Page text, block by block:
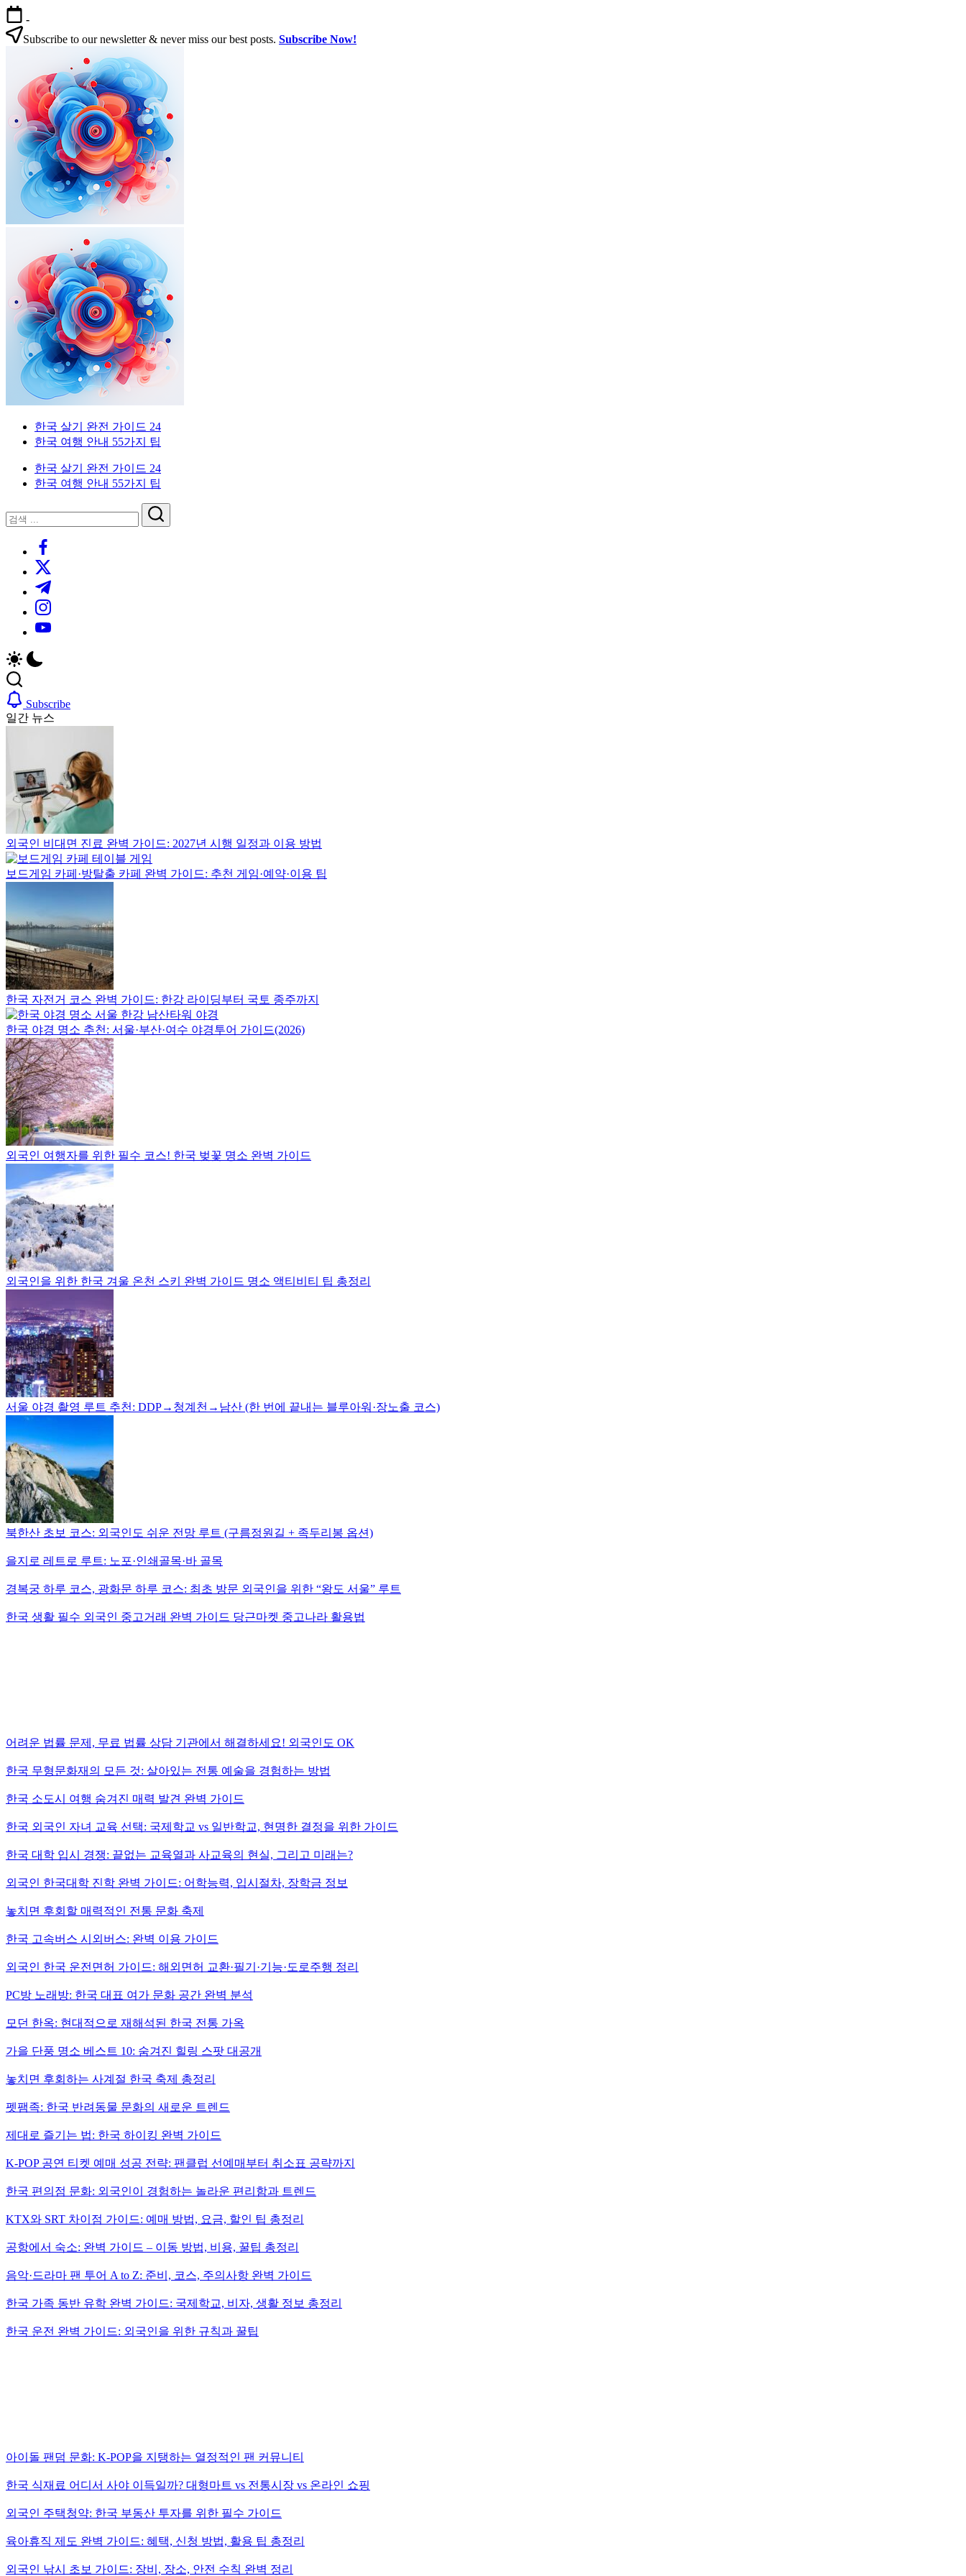
본
문
으
기
-
Subscribe to our newsletter & never miss our best posts. Subscribe Now!
국
살
기
외
국
을
위
한
한
국
생
활
실
가
이
드
한
한
계
업,
날
씨,
여
행
지
한
국
착
에
필
요
핵
심
정
보
를
한
곳
에
정
리
합
니
다.
한
살
기
외
국
인
을
위
한
한
국
생
활
실
전
가
이
드
국
자,
은
행
계
좌,
기,
교
통,
업,
날
씨,
여
정
보
까
지
한
국
정
착
에
필
요
한
핵
심
정
보
를
에
정
리
합
니
다.
한국 살기 완전 가이드 24
한국 여행 안내 55가지 팁
한국 살기 완전 가이드 24
한국 여행 안내 55가지 팁
닫
기
검
검
https://www.facebook.com/
https://twitter.com/
https://t.me/
https://www.instagram.com/
https://youtube.com/
Subscribe
일간 뉴스
외국인 비대면 진료 완벽 가이드: 2027년 시행 일정과 이용 방법
보드게임 카페·방탈출 카페 완벽 가이드: 추천 게임·예약·이용 팁
한국 자전거 코스 완벽 가이드: 한강 라이딩부터 국토 종주까지
한국 야경 명소 추천: 서울·부산·여수 야경투어 가이드(2026)
외국인 여행자를 위한 필수 코스! 한국 벚꽃 명소 완벽 가이드
외국인을 위한 한국 겨울 온천 스키 완벽 가이드 명소 액티비티 팁 총정리
서울 야경 촬영 루트 추천: DDP→청계천→남산 (한 번에 끝내는 블루아워·장노출 코스)
북한산 초보 코스: 외국인도 쉬운 전망 루트 (구름정원길 + 족두리봉 옵션)
을지로 레트로 루트: 노포·인쇄골목·바 골목
경복궁 하루 코스, 광화문 하루 코스: 최초 방문 외국인을 위한 “왕도 서울” 루트
한국 생활 필수 외국인 중고거래 완벽 가이드 당근마켓 중고나라 활용법
어려운 법률 문제, 무료 법률 상담 기관에서 해결하세요! 외국인도 OK
한국 무형문화재의 모든 것: 살아있는 전통 예술을 경험하는 방법
한국 소도시 여행 숨겨진 매력 발견 완벽 가이드
한국 외국인 자녀 교육 선택: 국제학교 vs 일반학교, 현명한 결정을 위한 가이드
한국 대학 입시 경쟁: 끝없는 교육열과 사교육의 현실, 그리고 미래는?
외국인 한국대학 진학 완벽 가이드: 어학능력, 입시절차, 장학금 정보
놓치면 후회할 매력적인 전통 문화 축제
한국 고속버스 시외버스: 완벽 이용 가이드
외국인 한국 운전면허 가이드: 해외면허 교환·필기·기능·도로주행 정리
PC방 노래방: 한국 대표 여가 문화 공간 완벽 분석
모던 한옥: 현대적으로 재해석된 한국 전통 가옥
가을 단풍 명소 베스트 10: 숨겨진 힐링 스팟 대공개
놓치면 후회하는 사계절 한국 축제 총정리
펫팸족: 한국 반려동물 문화의 새로운 트렌드
제대로 즐기는 법: 한국 하이킹 완벽 가이드
K-POP 공연 티켓 예매 성공 전략: 팬클럽 선예매부터 취소표 공략까지
한국 편의점 문화: 외국인이 경험하는 놀라운 편리함과 트렌드
KTX와 SRT 차이점 가이드: 예매 방법, 요금, 할인 팁 총정리
공항에서 숙소: 완벽 가이드 – 이동 방법, 비용, 꿀팁 총정리
음악·드라마 팬 투어 A to Z: 준비, 코스, 주의사항 완벽 가이드
한국 가족 동반 유학 완벽 가이드: 국제학교, 비자, 생활 정보 총정리
한국 운전 완벽 가이드: 외국인을 위한 규칙과 꿀팁
아이돌 팬덤 문화: K-POP을 지탱하는 열정적인 팬 커뮤니티
한국 식재료 어디서 사야 이득일까? 대형마트 vs 전통시장 vs 온라인 쇼핑
외국인 주택청약: 한국 부동산 투자를 위한 필수 가이드
육아휴직 제도 완벽 가이드: 혜택, 신청 방법, 활용 팁 총정리
외국인 낚시 초보 가이드: 장비, 장소, 안전 수칙 완벽 정리